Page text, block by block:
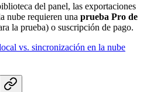
del panel, las exportaciones
nube requieren una prueba Pro de
la prueba) o suscripción de pago.
vs. sincronización en la nube